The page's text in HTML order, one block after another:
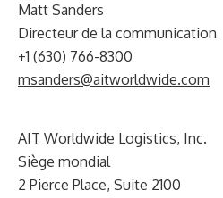
Matt Sanders
Directeur de la communication
+1 (630) 766-8300
msanders@aitworldwide.com
AIT Worldwide Logistics, Inc.
Siège mondial
2 Pierce Place, Suite 2100